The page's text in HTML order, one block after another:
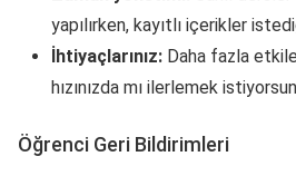
yapılırken, kayıtlı içerikler
İhtiyaçlarınız: Daha fazla
hızınızda mı ilerlemek
Öğrenci Geri Bildirimleri